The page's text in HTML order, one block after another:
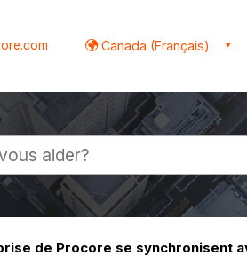
Canada (Français)
de Procore se synchronisent